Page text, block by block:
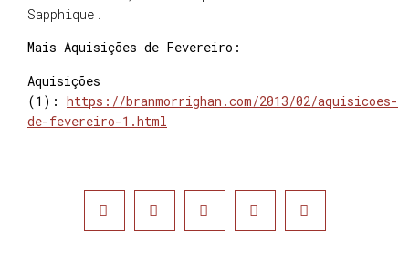
Sapphique.
Mais Aquisições de Fevereiro:
Aquisições
(1): https://branmorrighan.com/2013/02/aquisicoes-
de-fevereiro-1.html